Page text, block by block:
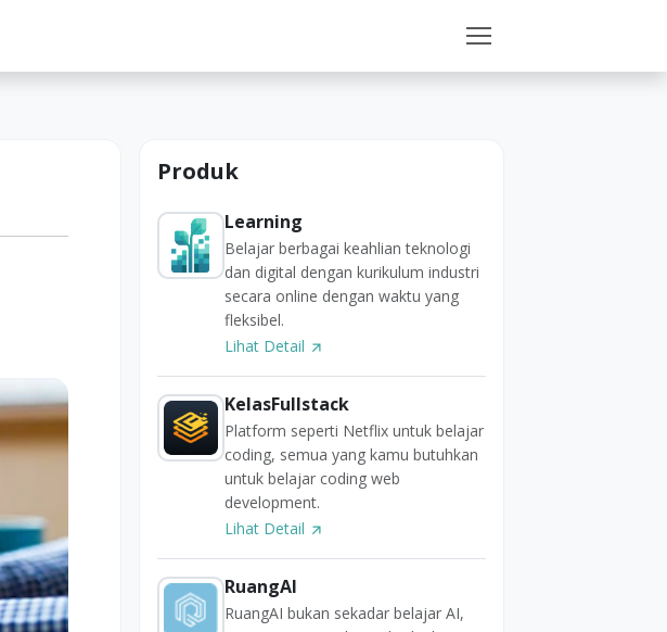
Produk
Learning
Belajar berbagai keahlian teknologi
dan digital dengan kurikulum industri
secara online dengan waktu yang
fleksibel.
Lihat Detail
KelasFullstack
Platform seperti Netflix untuk belajar
coding, semua yang kamu butuhkan
untuk belajar coding web
development.
Lihat Detail
RuangAI
RuangAI bukan sekadar belajar AI,